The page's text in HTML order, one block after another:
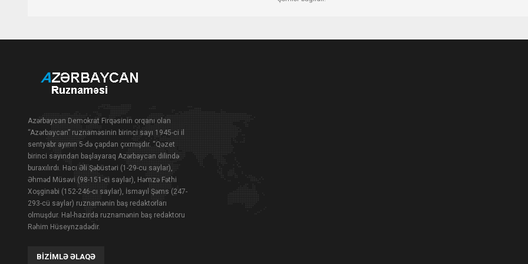
Azərbaycan Demokrat Firqəsinin orqanı olan
“Azərbaycan” ruznaməsinin birinci sayı 1945-ci il
sentyabr ayının 5-də çapdan çıxmışdır. “Qəzet
birinci sayından başlayaraq Azərbaycan dilində
buraxılırdı. Hacı Əli Şəbüstəri (1-29-cu saylar),
Əhməd Müsəvi (98-151-ci saylar), Həmzə Fəthi
Xoşginabi (152-246-cı saylar), İsmayıl Şəms (247-
293-cü saylar) ruznamənin baş redaktorları
olmuşdur. Hal-hazırda ruznamənin baş redaktoru
Rəhim Hüseynzadədir.
BIZIMLƏ ƏLAQƏ